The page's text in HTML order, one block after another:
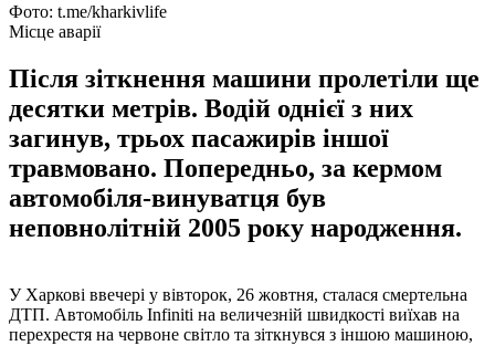
Фото: t.me/kharkivlife
Місце аварії
Після зіткнення машини пролетіли ще
десятки метрів. Водій однієї з них
загинув, трьох пасажирів іншої
травмовано. Попередньо, за кермом
автомобіля-винуватця був
неповнолітній 2005 року народження.
У Харкові ввечері у вівторок, 26 жовтня, сталася смертельна
ДТП. Автомобіль Infiniti на величезній швидкості виїхав на
перехрестя на червоне світло та зіткнувся з іншою машиною,